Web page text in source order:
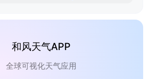
和风天气APP
全球可视化天气应用